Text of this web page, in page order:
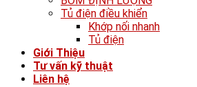
Tủ điện điều khiển
Khớp nối nhanh
Tủ điện
Giới Thiệu
Tư vấn kỹ thuật
Liên hệ